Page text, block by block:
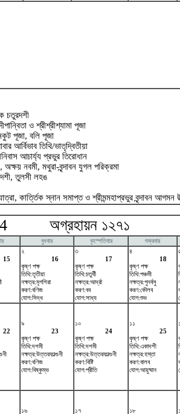
চতুরদশী
ও শ্রীশ্রীশ্যামা পূজা
পূজা, বলি পূজা
আর্বিভাব তিথি/ভাতৃদ্বিতীয়া
আচার্য্য প্রভুর তিরোধান
নবমী, মথুরা-বৃন্দাবন যুগল পরিক্রমা
তুলসী লহঙ
কার্ত্তিক স্নান সমাপ্ত ও শ্রীমন্মহাপ্রভুর বৃন্দাবন আগমন
অগ্রহায়ন ১২৭১
বুধবার বৃহস্পতিবার
শুক্রবার
15
২
16
কৃষ্ণ পক্ষ
তিথি:তৃতীয়া
নক্ষত্র:মৃগশিরা
করণ:বণিজ
যোগ:সিদ্ধ
৩
17
কৃষ্ণ পক্ষ
তিথি:চতুর্থী
নক্ষত্র:আর্দ্রা
করণ:বব
যোগ:সাধ্য
৪
18
কৃষ্ণ পক্ষ
তিথি:পঞ্চমী
নক্ষত্র:পুনর্বসু
করণ:কৌলব
যোগ:শুভ
22
৯
23
কৃষ্ণ পক্ষ
তিথি:দশমী
নক্ষত্র:উত্তরফাল্গুনী
করণ:বণিজ
যোগ:বিষ্কুম্ভ
১০
24
কৃষ্ণ পক্ষ
তিথি:দশমী
নক্ষত্র:উত্তরফাল্গুনী
করণ:বিষ্টি
যোগ:প্রীতি
১১
25
কৃষ্ণ পক্ষ
তিথি:একাদশী
নক্ষত্র:হস্তা
করণ:বালব
যোগ:আয়ুষ্মান
১৬ ১৭ ১৮